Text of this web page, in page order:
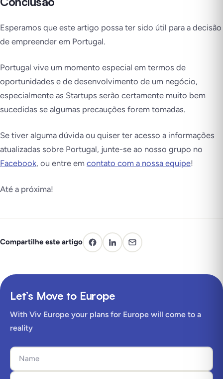
Esperamos que este artigo possa ter sido útil para a decisão
de empreender em Portugal.
Portugal vive um momento especial em termos de
oportunidades e de desenvolvimento de um negócio,
especialmente as Startups serão certamente muito bem
sucedidas se algumas precauções forem tomadas.
Se tiver alguma dúvida ou quiser ter acesso a informações
atualizadas sobre Portugal, junte-se ao nosso grupo no
Facebook, ou entre em contato com a nossa equipe!
Até a próxima!
Compartilhe este artigo
Let’s Move to Europe
With Viv Europe your plans for Europe will come to a
reality